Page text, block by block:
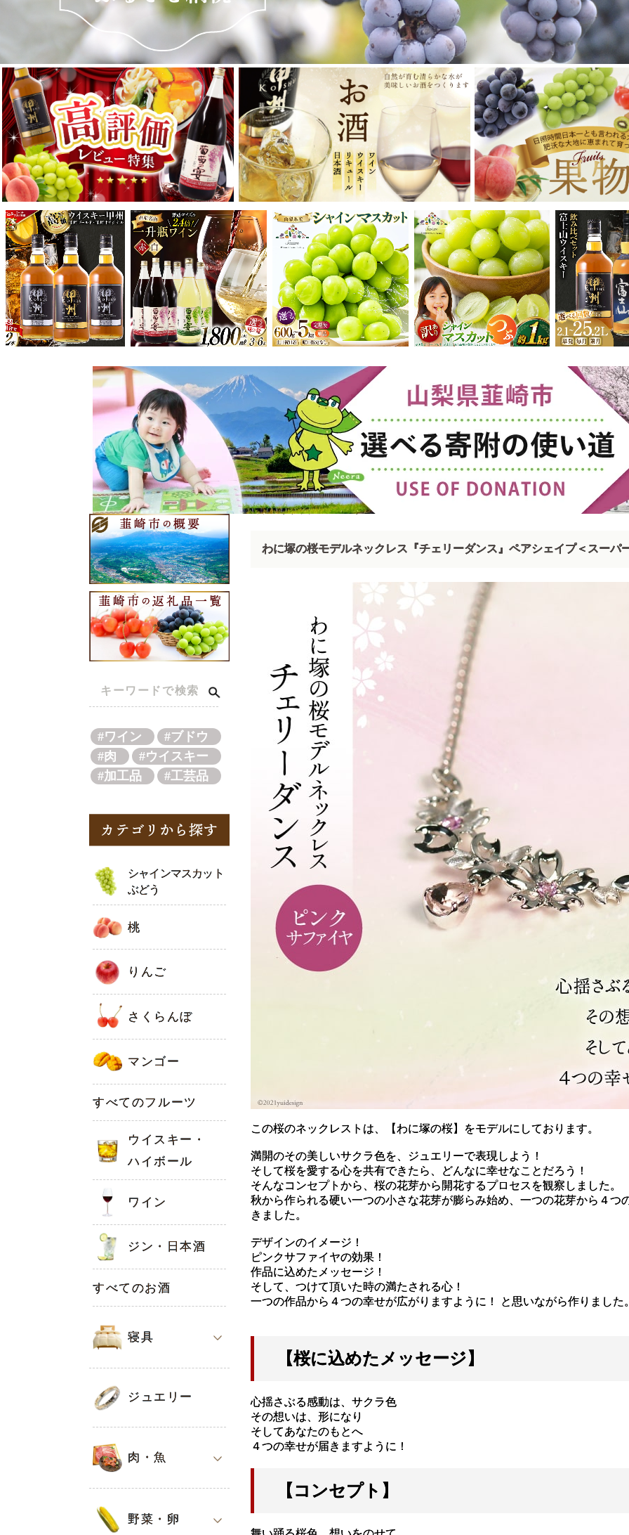
#ワイン
#ブドウ
#肉
#ウイスキー
#加工品
#工芸品
シャインマスカット
ぶどう
桃
りんご
さくらんぼ
マンゴー
すべてのフルーツ
ウイスキー・
ハイボール
ワイン
ジン・日本酒
すべてのお酒
寝具
ジュエリー
肉・魚
野菜・卵
カテゴリトップ>ジュエリー
わに塚の桜モデルネックレス『チェリーダンス』ペアシェイプ＜スーパ
この桜のネックレストは、【わに塚の桜】をモデルにしております。
満開のその美しいサクラ色を、ジュエリーで表現しよう！
そして桜を愛する心を共有できたら、どんなに幸せなことだろう！
そんなコンセプトから、桜の花芽から開花するプロセスを観察しました。
秋から作られる硬い一つの小さな花芽が膨らみ始め、一つの花芽から４つ
きました。
デザインのイメージ！
ピンクサファイヤの効果！
作品に込めたメッセージ！
そして、つけて頂いた時の満たされる心！
一つの作品から４つの幸せが広がりますように！ と思いながら作りました。
【桜に込めたメッセージ】
心揺さぶる感動は、サクラ色
その想いは、形になり
そしてあなたのもとへ
４つの幸せが届きますように！
【コンセプト】